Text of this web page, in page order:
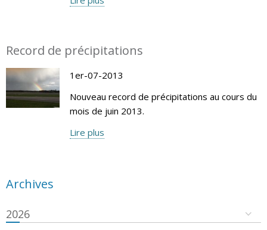
Record de précipitations
1er-07-2013
Nouveau record de précipitations au cours du
mois de juin 2013.
Lire plus
Archives
2026